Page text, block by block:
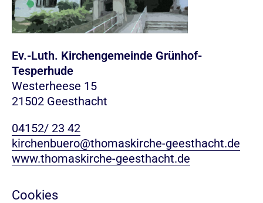
Ev.-Luth. Kirchengemeinde Grünhof-
Tesperhude
Westerheese 15
21502 Geesthacht
04152/ 23 42
kirchenbuero@thomaskirche-geesthacht.de
www.thomaskirche-geesthacht.de
Cookies